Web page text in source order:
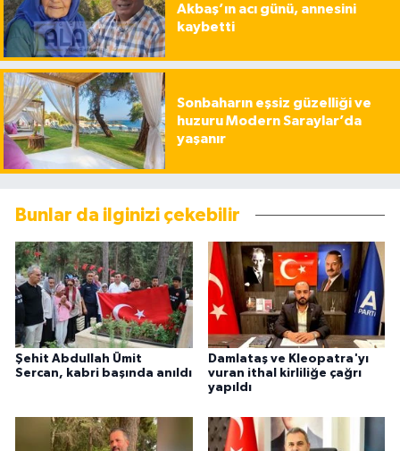
Akbaş’ın acı günü, annesini
kaybetti
Sonbaharın eşsiz güzelliği ve
huzuru Modern Saraylar’da
yaşanır
Bunlar da ilginizi çekebilir
Şehit Abdullah Ümit
Sercan, kabri başında anıldı
Damlataş ve Kleopatra'yı
vuran ithal kirliliğe çağrı
yapıldı